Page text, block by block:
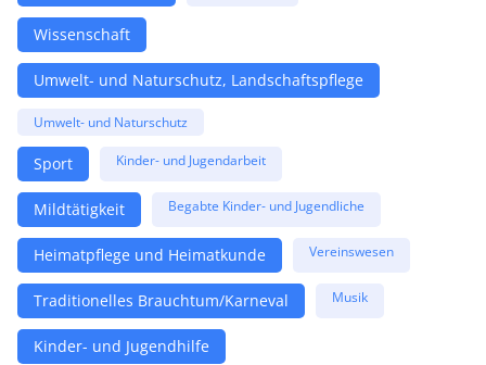
Wissenschaft
Umwelt- und Naturschutz, Landschaftspflege
Umwelt- und Naturschutz
Sport Kinder- und Jugendarbeit
Mildtätigkeit Begabte Kinder- und Jugendliche
Heimatpflege und Heimatkunde Vereinswesen
Traditionelles Brauchtum/Karneval Musik
Kinder- und Jugendhilfe